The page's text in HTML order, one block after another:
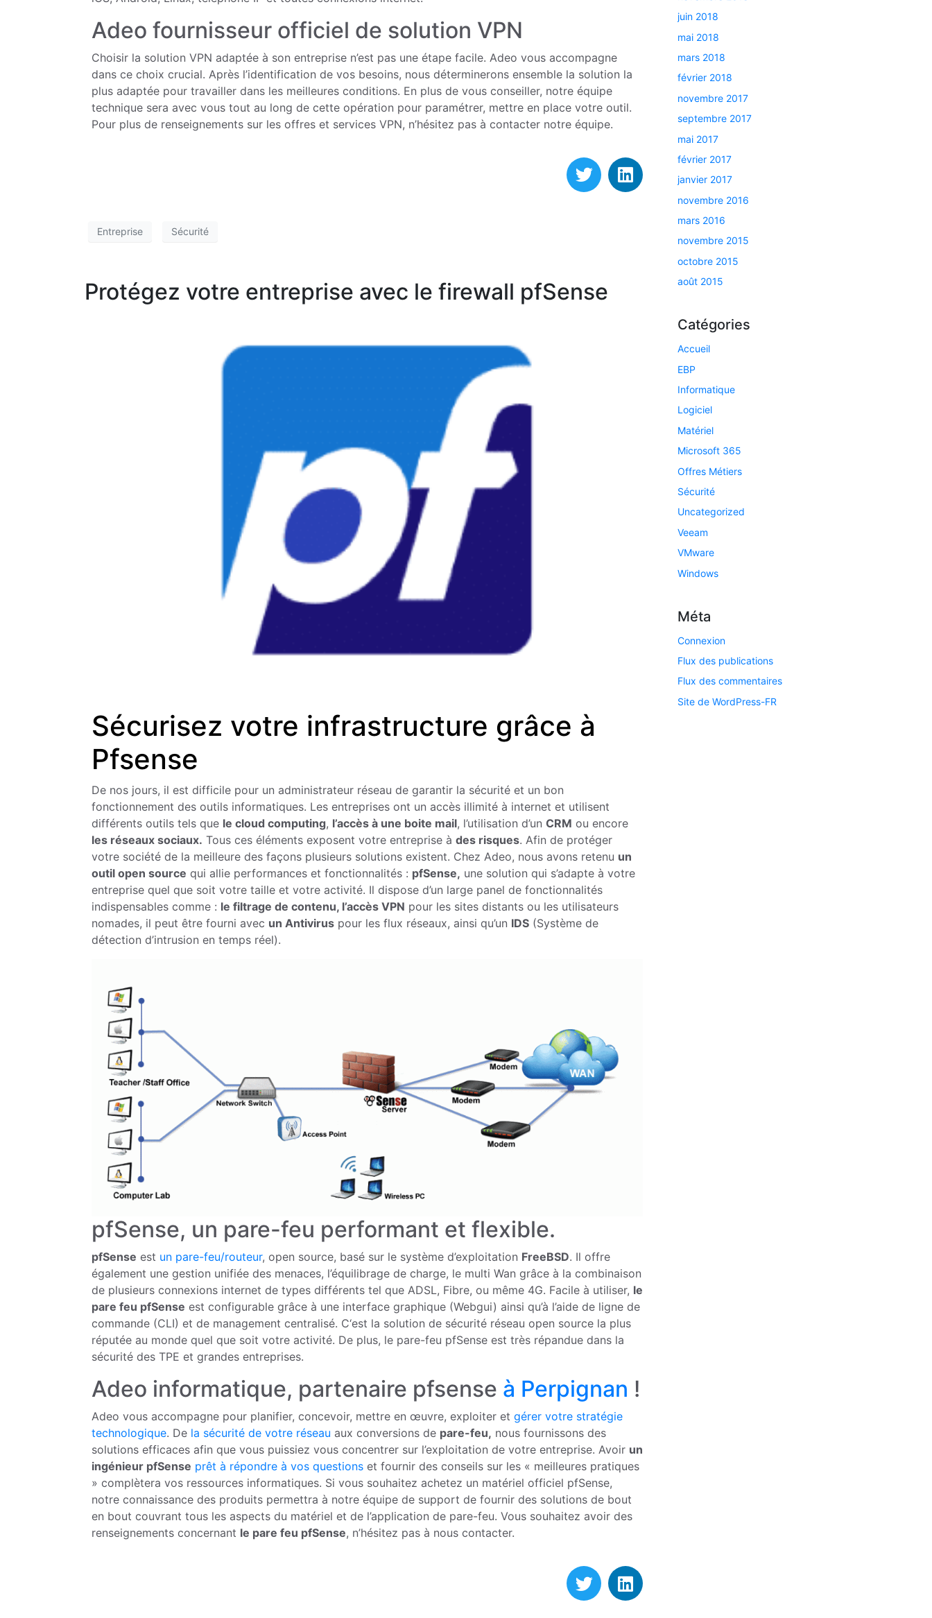
Adeo fournisseur officiel de solution VPN
Choisir la solution VPN adaptée à son entreprise n’est pas une étape facile. Adeo vous accompagne
dans ce choix crucial. Après l’identification de vos besoins, nous déterminerons ensemble la solution la
plus adaptée pour travailler dans les meilleures conditions. En plus de vous conseiller, notre équipe
technique sera avec vous tout au long de cette opération pour paramétrer, mettre en place votre outil.
Pour plus de renseignements sur les offres et services VPN, n’hésitez pas à contacter notre équipe.
Entreprise Sécurité
Protégez votre entreprise avec le firewall pfSense
Sécurisez votre infrastructure grâce à
Pfsense
De nos jours, il est difficile pour un administrateur réseau de garantir la sécurité et un bon
fonctionnement des outils informatiques. Les entreprises ont un accès illimité à internet et utilisent
différents outils tels que le cloud computing, l’accès à une boite mail, l’utilisation d’un CRM ou encore
les réseaux sociaux. Tous ces éléments exposent votre entreprise à des risques. Afin de protéger
votre société de la meilleure des façons plusieurs solutions existent. Chez Adeo, nous avons retenu un
outil open source qui allie performances et fonctionnalités : pfSense, une solution qui s’adapte à votre
entreprise quel que soit votre taille et votre activité. Il dispose d’un large panel de fonctionnalités
indispensables comme : le filtrage de contenu, l’accès VPN pour les sites distants ou les utilisateurs
nomades, il peut être fourni avec un Antivirus pour les flux réseaux, ainsi qu’un IDS (Système de
détection d’intrusion en temps réel).
pfSense, un pare-feu performant et flexible.
pfSense est un pare-feu/routeur, open source, basé sur le système d’exploitation FreeBSD. Il offre
également une gestion unifiée des menaces, l’équilibrage de charge, le multi Wan grâce à la combinaison
de plusieurs connexions internet de types différents tel que ADSL, Fibre, ou même 4G. Facile à utiliser, le
pare feu pfSense est configurable grâce à une interface graphique (Webgui) ainsi qu’à l’aide de ligne de
commande (CLI) et de management centralisé. C‘est la solution de sécurité réseau open source la plus
réputée au monde quel que soit votre activité. De plus, le pare-feu pfSense est très répandue dans la
sécurité des TPE et grandes entreprises.
Adeo informatique, partenaire pfsense à Perpignan !
Adeo vous accompagne pour planifier, concevoir, mettre en œuvre, exploiter et gérer votre stratégie
technologique. De la sécurité de votre réseau aux conversions de pare-feu, nous fournissons des
solutions efficaces afin que vous puissiez vous concentrer sur l’exploitation de votre entreprise. Avoir un
ingénieur pfSense prêt à répondre à vos questions et fournir des conseils sur les « meilleures pratiques
» complètera vos ressources informatiques. Si vous souhaitez achetez un matériel officiel pfSense,
notre connaissance des produits permettra à notre équipe de support de fournir des solutions de bout
en bout couvrant tous les aspects du matériel et de l’application de pare-feu. Vous souhaitez avoir des
renseignements concernant le pare feu pfSense, n’hésitez pas à nous contacter.
juin 2018
mai 2018
mars 2018
février 2018
novembre 2017
septembre 2017
mai 2017
février 2017
janvier 2017
novembre 2016
mars 2016
novembre 2015
octobre 2015
août 2015
Catégories
Accueil
EBP
Informatique
Logiciel
Matériel
Microsoft 365
Offres Métiers
Sécurité
Uncategorized
Veeam
VMware
Windows
Méta
Connexion
Flux des publications
Flux des commentaires
Site de WordPress-FR